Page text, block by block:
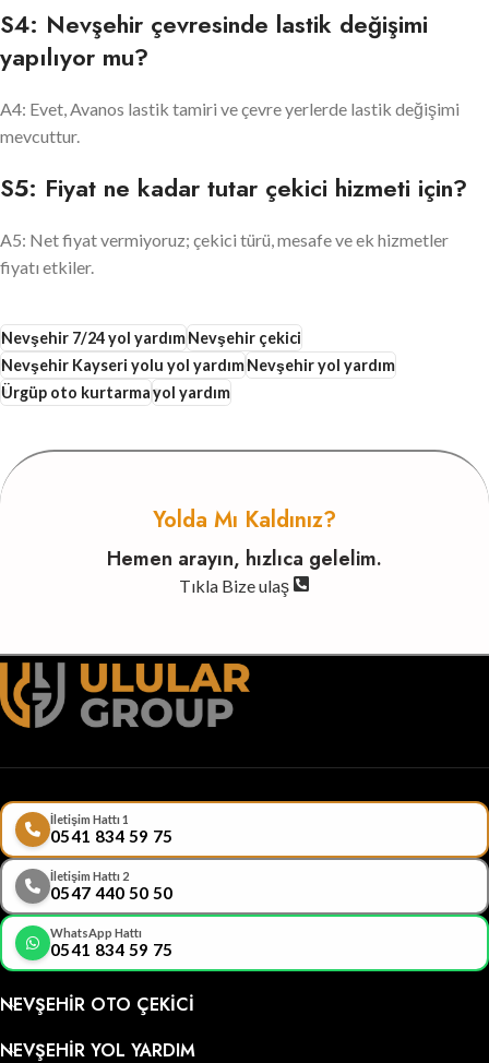
S4: Nevşehir çevresinde lastik değişimi
yapılıyor mu?
A4: Evet, Avanos lastik tamiri ve çevre yerlerde lastik değişimi
mevcuttur.
S5: Fiyat ne kadar tutar çekici hizmeti için?
A5: Net fiyat vermiyoruz; çekici türü, mesafe ve ek hizmetler
fiyatı etkiler.
Nevşehir 7/24 yol yardımNevşehir çekici
Nevşehir Kayseri yolu yol yardımNevşehir yol yardım
Ürgüp oto kurtarmayol yardım
Yolda Mı Kaldınız?
Hemen arayın, hızlıca gelelim.
Tıkla Bize ulaş
İletişim Hattı 1
0541 834 59 75
İletişim Hattı 2
0547 440 50 50
WhatsApp Hattı
0541 834 59 75
NEVŞEHIR OTO ÇEKICI
NEVŞEHIR YOL YARDIM